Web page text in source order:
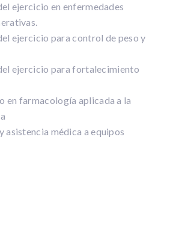
ejercicio en enfermedades
ejercicio para control de peso y
ejercicio para fortalecimiento
en farmacología aplicada a la
asistencia médica a equipos